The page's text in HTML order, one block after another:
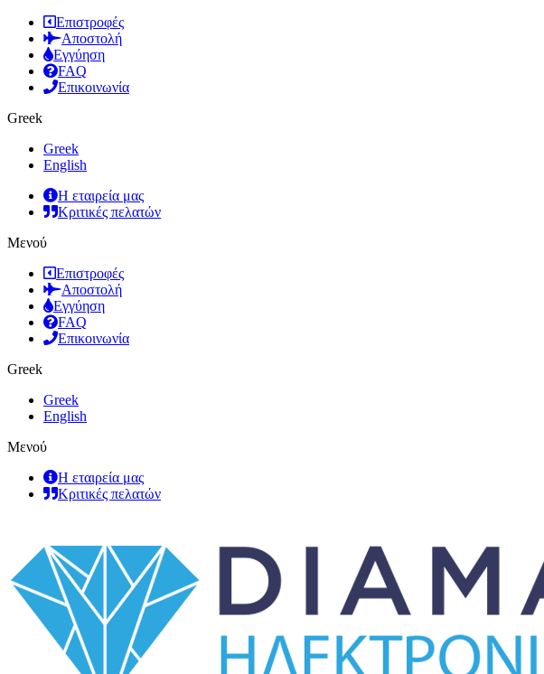
Επιστροφές
Αποστολή
Εγγύηση
FAQ
Επικοινωνία
Greek
Greek
English
Η εταιρεία μας
Κριτικές πελατών
Μενού
Επιστροφές
Αποστολή
Εγγύηση
FAQ
Επικοινωνία
Greek
Greek
English
Μενού
Η εταιρεία μας
Κριτικές πελατών